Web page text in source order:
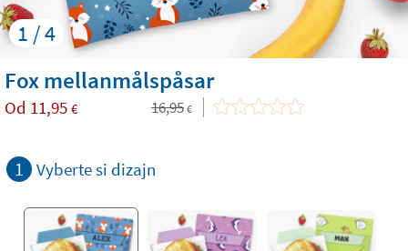
1 / 4
Fox mellanmålspåsar
Od 11,95 € 16,95 €
1 Vyberte si dizajn